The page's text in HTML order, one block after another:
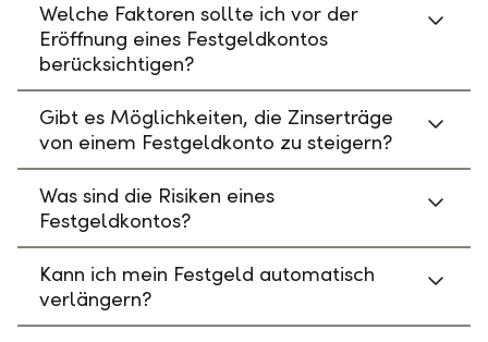
Welche Faktoren sollte ich vor der
Eröffnung eines Festgeldkontos
berücksichtigen?
Gibt es Möglichkeiten, die Zinserträge
von einem Festgeldkonto zu steigern?
Was sind die Risiken eines
Festgeldkontos?
Kann ich mein Festgeld automatisch
verlängern?